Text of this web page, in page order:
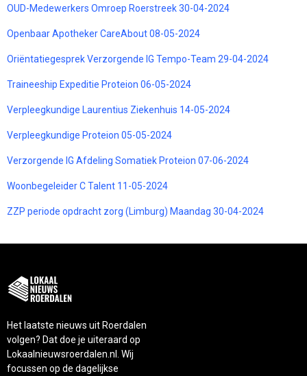
OUD-Medewerkers Omroep Roerstreek 30-04-2024
Openbaar Apotheker CareAbout 08-05-2024
Oriëntatiegesprek Verzorgende IG Tempo-Team 29-04-2024
Traineeship Expeditie Proteion 06-05-2024
Verpleegkundige Laurentius Ziekenhuis 14-05-2024
Verpleegkundige Proteion 05-05-2024
Verzorgende IG Afdeling Somatiek Proteion 07-06-2024
Woonbegeleider C Talent 11-05-2024
ZZP periode opdracht zorg (Limburg) Maandag 30-04-2024
Het laatste nieuws uit Roerdalen
volgen? Dat doe je uiteraard op
Lokaalnieuwsroerdalen.nl. Wij
focussen op de dagelijkse